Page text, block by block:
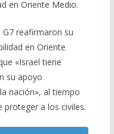
ti
r
en Oriente Medio.
G7 reafirmaron su
en Oriente
«Israel tiene
su apoyo
nación», al tiempo
a los civiles.